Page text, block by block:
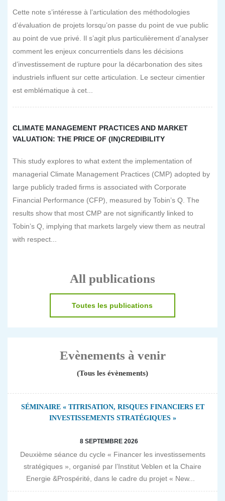
Cette note s’intéresse à l’articulation des méthodologies
d’évaluation de projets lorsqu’on passe du point de vue public
au point de vue privé. Il s’agit plus particulièrement d’analyser
comment les enjeux concurrentiels dans les décisions
d’investissement de rupture pour la décarbonation des sites
industriels influent sur cette articulation. Le secteur cimentier
est emblématique à cet...
CLIMATE MANAGEMENT PRACTICES AND MARKET
VALUATION: THE PRICE OF (IN)CREDIBILITY
This study explores to what extent the implementation of
managerial Climate Management Practices (CMP) adopted by
large publicly traded firms is associated with Corporate
Financial Performance (CFP), measured by Tobin’s Q. The
results show that most CMP are not significantly linked to
Tobin’s Q, implying that markets largely view them as neutral
with respect...
All publications
Toutes les publications
Evènements à venir
(Tous les évènements)
SÉMINAIRE « TITRISATION, RISQUES FINANCIERS ET
INVESTISSEMENTS STRATÉGIQUES »
8 SEPTEMBRE 2026
Deuxième séance du cycle « Financer les investissements
stratégiques », organisé par l’Institut Veblen et la Chaire
Energie &Prospérité, dans le cadre du projet « New...